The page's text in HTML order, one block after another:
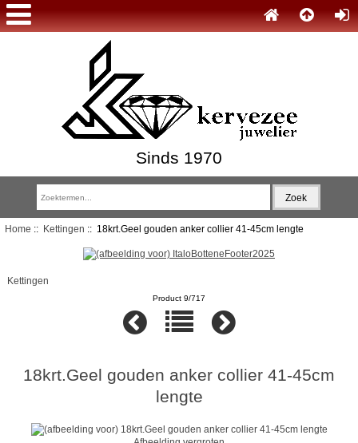
Sinds 1970
Home :: Kettingen :: 18krt.Geel gouden anker collier 41-45cm lengte
Kettingen
Product 9/717
18krt.Geel gouden anker collier 41-45cm
lengte